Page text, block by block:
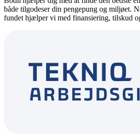
både tilgodeser din pengepung og miljøet.
fundet hjælper vi med finansiering, tilskud